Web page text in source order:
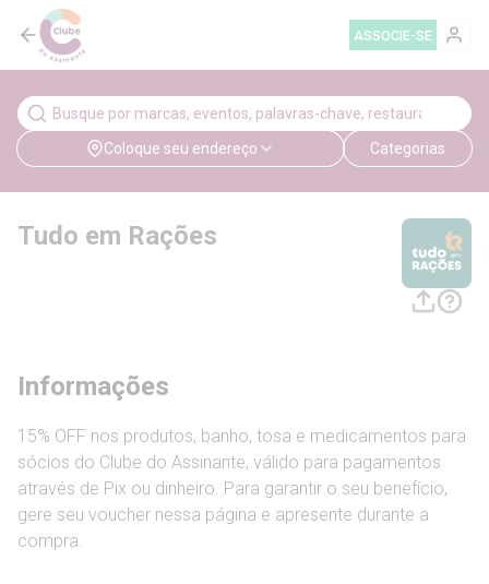
ASSOCIE-SE
Coloque seu endereço Categorias
Tudo em Rações
Informações
15% OFF nos produtos, banho, tosa e medicamentos para
sócios do Clube do Assinante, válido para pagamentos
através de Pix ou dinheiro. Para garantir o seu benefício,
gere seu voucher nessa página e apresente durante a
compra.